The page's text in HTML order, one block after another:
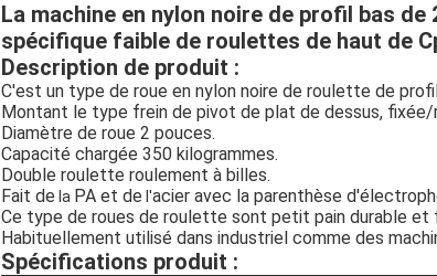
La machine en nylon noire de profil bas
spécifique faible de roulettes de haut de
Description de produit :
C'est un type de roue en nylon noire de roulette de
Montant le type frein de pivot de plat de dessus,
Diamètre de roue 2 pouces.
Capacité chargée 350 kilogrammes.
Double roulette roulement à billes.
Fait de la PA et de l'acier avec la parenthèse
Ce type de roues de roulette sont petit pain durable et
Habituellement utilisé dans industriel comme des
Spécifications produit :